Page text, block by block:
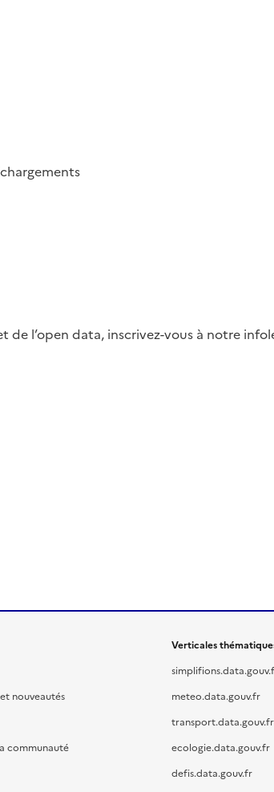
de l’open data, inscrivez-vous à notre
nouveautés
communauté
Verticales
meteo.data.gouv.fr
transport.data.gouv.fr
ecologie.data.gouv.fr
defis.data.gouv.fr